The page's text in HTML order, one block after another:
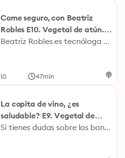
Come seguro, con Beatriz
Robles E10. Vegetal de atún.
Nutrición y salud con Julio
Beatriz Robles es tecnóloga de los alimentos y dietista nutricionista. También colabora con una larga lista de medios de comunicación, es docente en la Universidad Isabel I y es una divulgadora con un enorme impacto en las redes sociales. Acompaña a Julio Basulto para revelar las claves a recordar para evitar toxiinfecciones alimentarias. Es decir, para seguir el lema de su muy recomendable libro «Come seguro comiendo de todo». Fotografía Julio Basulto: Jordi Ribot Puntí. Fotografía Beatriz Robles: Álvaro Ayarza, Abocados.
10 47min
La copita de vino, ¿es
saludable? E9. Vegetal de
atún. Nutrición y salud con
Si tienes dudas sobre las bondades del vino para el corazón, si crees que ciertas dosis de cerveza o champán son inocuas, o si te han hecho creer que determinadas bebidas alcohólicas ejercen beneficios para la salud, este es tu podcast. En esta nueva entrega de #VegetalDeAtún, Julio Basulto amplía lo que resumió en su charla TED «¿Es sana esa "copita de vino" diaria?». Fotografía Julio Basulto: Jordi Ribot Puntí.